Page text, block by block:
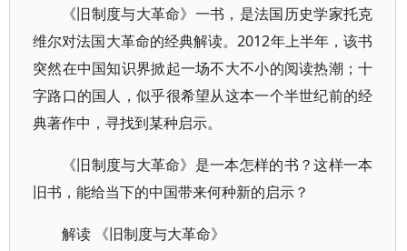
《旧制度与大革命》一书，是法国历史学家托克
维尔对法国大革命的经典解读。2012年上半年，该书
突然在中国知识界掀起一场不大不小的阅读热潮；十
字路口的国人，似乎很希望从这本一个半世纪前的经
典著作中，寻找到某种启示。
《旧制度与大革命》是一本怎样的书？这样一本
旧书，能给当下的中国带来何种新的启示？
解读 《旧制度与大革命》